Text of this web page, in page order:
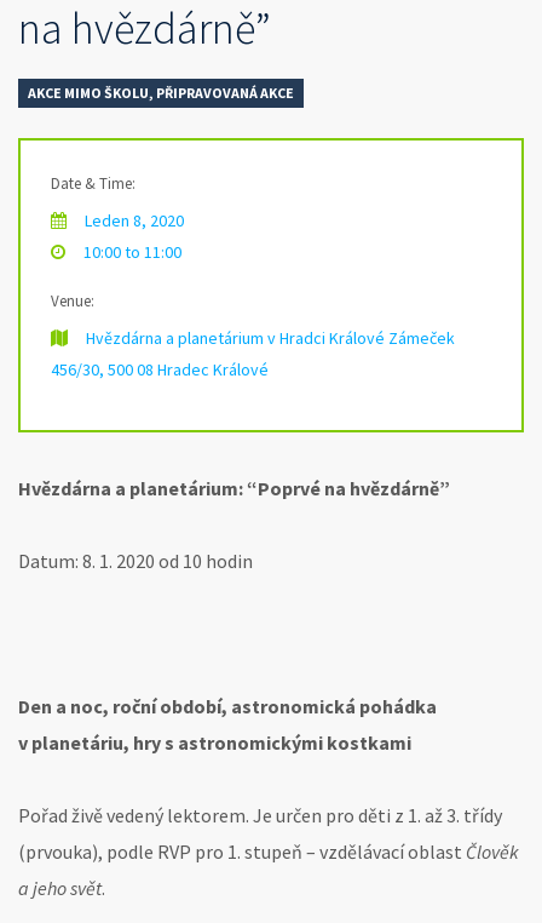
na hvězdárně”
AKCE MIMO ŠKOLU, PŘIPRAVOVANÁ AKCE
Date & Time:
Leden 8, 2020
10:00 to 11:00
Venue:
Hvězdárna a planetárium v Hradci Králové Zámeček
456/30, 500 08 Hradec Králové
Hvězdárna a planetárium: “Poprvé na hvězdárně”
Datum: 8. 1. 2020 od 10 hodin
Den a noc, roční období, astronomická pohádka
v planetáriu, hry s astronomickými kostkami
Pořad živě vedený lektorem. Je určen pro děti z 1. až 3. třídy
(prvouka), podle RVP pro 1. stupeň – vzdělávací oblast Člověk
a jeho svět.